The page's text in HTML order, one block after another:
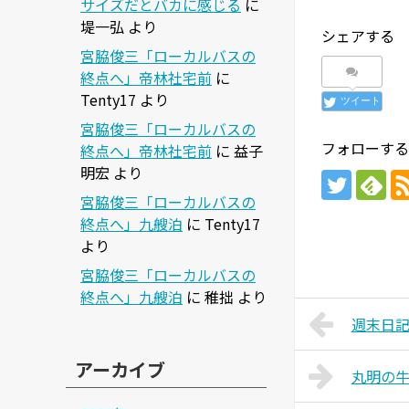
シェアする
ツイート
フォローする
週末日
丸明の
サイズだとバカに感じる に
堤一弘 より
宮脇俊三「ローカルバスの
終点へ」帝林社宅前 に
Tenty17 より
宮脇俊三「ローカルバスの
終点へ」帝林社宅前 に 益子
明宏 より
宮脇俊三「ローカルバスの
終点へ」九艘泊 に Tenty17
より
宮脇俊三「ローカルバスの
終点へ」九艘泊 に 稚拙 より
アーカイブ